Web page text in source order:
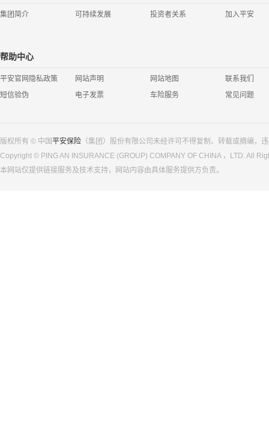
集团简介 可持续发展 投资者关系 加入平安
帮助中心
平安官网隐私政策 网站声明 网站地图
联系我们
短信验伪
电子发票 车险服务 常见问题
版权所有 © 中国平安保险 （集团）股份有限公司未经许可不得复制、转载或摘编，
Copyright © PING AN INSURANCE (GROUP) COMPANY OF CHINA ，LTD. All
本网站仅提供链接服务及技术支持，网站内容由具体服务提供方负责。